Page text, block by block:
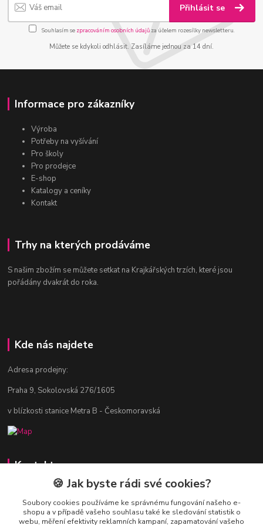
Přihlásit se
Souhlasím se zpracováním osobních údajůza účelem rozesílky newsletteru.
Můžete se kdykoli odhlásit. Zasíláme jednou za 14 dní.
Informace pro zákazníky
Výroba
Potřeby na vyšívání
Pro školy
Pro prodejce
E-shop
Katalogy a ceníky
Kontakt
Trhy na kterých prodáváme
S našim zbožím se můžete setkat na Krajkářských trzích, které jsou
pořádány dvakrát do roka.
Kde nás najdete
Adresa prodejny:
Praha 9, Sokolovská 276/1605
v blízkosti stanice Metra B - Českomoravská
Kontakty
Jitka Vlasáková
281 916 793
Po-Čt 8-16:30, Pá 8-14:30
🍪 Jak byste rádi své cookies?
Soubory cookies používáme ke správnému fungování našeho e-
shopu a v případě vašeho souhlasu také ke sledování statistik o
webu, měření efektivity reklamních kampaní, zapamatování vašeho